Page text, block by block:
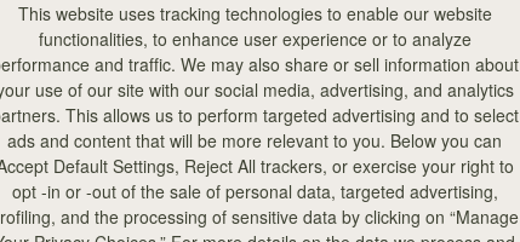
カートに追加
This website uses tracking technologies to enable our website
functionalities, to enhance user experience or to analyze
and traffic. We may also share or sell information about
use of our site with our social media, advertising, and analytics
This allows us to perform targeted advertising and to select
ads and content that will be more relevant to you. Below you can
Default Settings, Reject All trackers, or exercise your right to
opt -in or -out of the sale of personal data, targeted advertising,
and the processing of sensitive data by clicking on “Manage